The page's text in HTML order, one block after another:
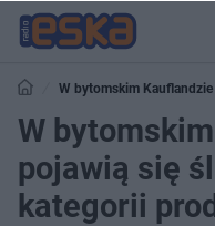
W bytomskim
W
pojawią się
kategorii